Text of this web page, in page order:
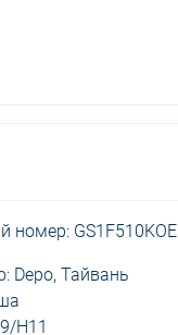
номер: GS1F510KOE
Depo, Тайвань
H11